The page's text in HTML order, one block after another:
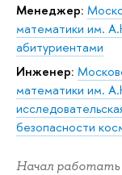
Менеджер:
математики им.
абитуриентами
Инженер:
математики им.
безопасности
Начал